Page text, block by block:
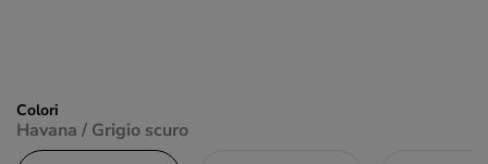
Colori
Havana / Grigio scuro